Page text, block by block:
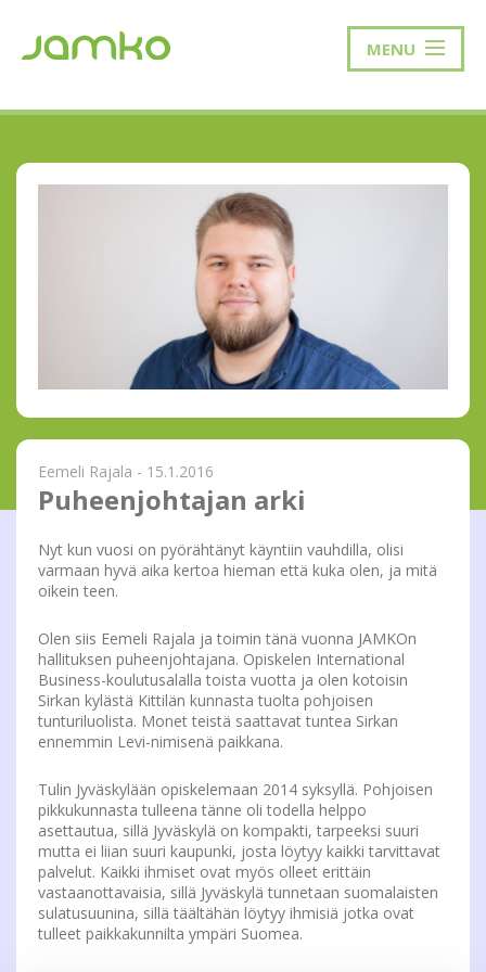
MENU
Eemeli Rajala - 15.1.2016
Puheenjohtajan arki
Nyt kun vuosi on pyörähtänyt käyntiin vauhdilla, olisi
varmaan hyvä aika kertoa hieman että kuka olen, ja mitä
oikein teen.
Olen siis Eemeli Rajala ja toimin tänä vuonna JAMKOn
hallituksen puheenjohtajana. Opiskelen International
Business-koulutusalalla toista vuotta ja olen kotoisin
Sirkan kylästä Kittilän kunnasta tuolta pohjoisen
tunturiluolista. Monet teistä saattavat tuntea Sirkan
ennemmin Levi-nimisenä paikkana.
Tulin Jyväskylään opiskelemaan 2014 syksyllä. Pohjoisen
pikkukunnasta tulleena tänne oli todella helppo
asettautua, sillä Jyväskylä on kompakti, tarpeeksi suuri
mutta ei liian suuri kaupunki, josta löytyy kaikki tarvittavat
palvelut. Kaikki ihmiset ovat myös olleet erittäin
vastaanottavaisia, sillä Jyväskylä tunnetaan suomalaisten
sulatusuunina, sillä täältähän löytyy ihmisiä jotka ovat
tulleet paikkakunnilta ympäri Suomea.